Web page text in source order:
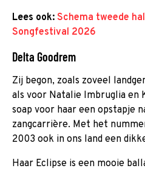
Lees ook: Schema tweede
Songfestival 2026
Delta Goodrem
Zij begon, zoals zoveel
als voor Natalie Imbruglia en
soap voor haar een opstapje
zangcarrière. Met het
2003 ook in ons land een
Haar Eclipse is een mooie